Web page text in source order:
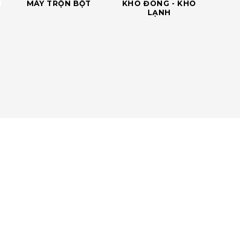
MÁY TRỘN BỘT
KHO ĐÔNG - KHO
LẠNH